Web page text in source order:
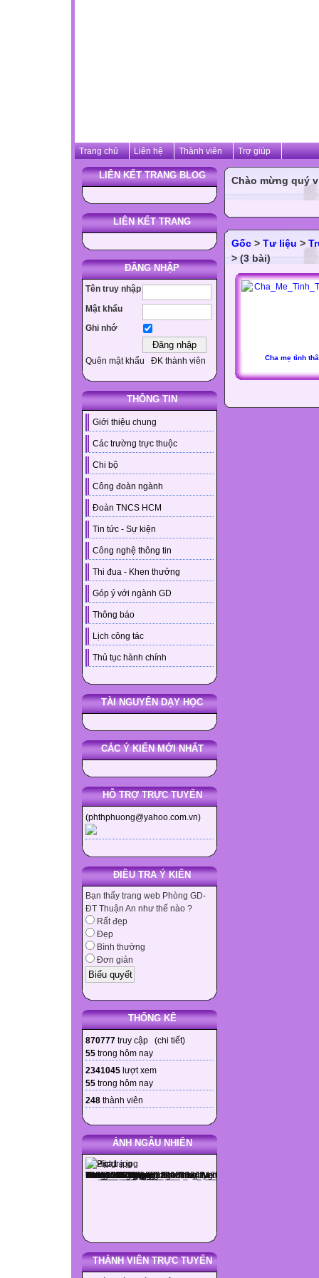
Trang chủ Liên hệ Thành viên Trợ giúp
LIÊN KẾT TRANG BLOG
LIÊN KẾT TRANG
ĐĂNG NHẬP
Tên truy nhập
Mật khẩu
Ghi nhớ
Quên mật khẩu ĐK thành viên
THÔNG TIN
Giới thiệu chung
Các trường trực thuộc
Chi bộ
Công đoàn ngành
Đoàn TNCS HCM
Tin tức - Sự kiện
Công nghệ thông tin
Thi đua - Khen thưởng
Góp ý với ngành GD
Thông báo
Lịch công tác
Thủ tục hành chính
TÀI NGUYÊN DẠY HỌC
CÁC Ý KIẾN MỚI NHẤT
HỖ TRỢ TRỰC TUYẾN
(phthphuong@yahoo.com.vn)
ĐIỀU TRA Ý KIẾN
Bạn thấy trang web Phòng GD-
ĐT Thuận An như thế nào ?
Rất đẹp
Đẹp
Bình thường
Đơn giản
THỐNG KÊ
870777 truy cập (chi tiết)
55 trong hôm nay
2341045 lượt xem
55 trong hôm nay
248 thành viên
ẢNH NGẪU NHIÊN
THÀNH VIÊN TRỰC TUYẾN
Chào mừng quý
Gốc > Tư liệu >
> (3 bài)
Cha mẹ tình